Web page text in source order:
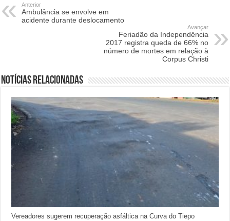
Anterior
Ambulância se envolve em
acidente durante deslocamento
Avançar
Feriadão da Independência
2017 registra queda de 66% no
número de mortes em relação à
Corpus Christi
Notícias relacionadas
Vereadores sugerem recuperação asfáltica na Curva do Tiepo